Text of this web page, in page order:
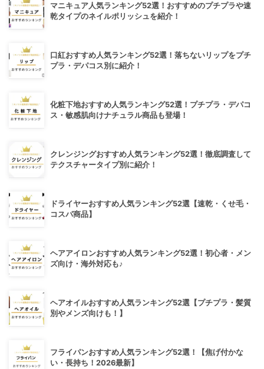
マニキュア人気ランキング52選！おすすめのプチプラや速
乾タイプのネイルポリッシュを紹介！
口紅おすすめ人気ランキング52選！落ちないリップをプチ
プラ・デパコス別に紹介！
化粧下地おすすめ人気ランキング52選！プチプラ・デパコ
ス・敏感肌向けナチュラル商品も登場！
クレンジングおすすめ人気ランキング52選！徹底調査して
テクスチャータイプ別に紹介！
ドライヤーおすすめ人気ランキング52選【速乾・くせ毛・
コスパ商品】
ヘアアイロンおすすめ人気ランキング52選！初心者・メン
ズ向け・海外対応も♪
ヘアオイルおすすめ人気ランキング52選【プチプラ・髪質
別やメンズ向けも！】
フライパンおすすめ人気ランキング52選！【焦げ付かな
い・長持ち！2026最新】